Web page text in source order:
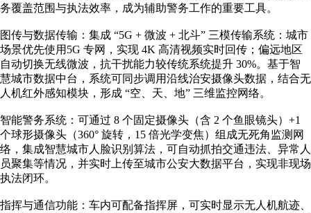
务覆盖范围与执法效率，成为辅助警务工作的重要工具。
图传与数据传输：集成 “5G + 微波 + 北斗” 三模传输系统：城市
场景优先使用5G 专网，实现 4K 高清视频实时回传；偏远地区
自动切换无线微波，抗干扰能力较传统系统提升 30%。基于智
慧城市数据中台，系统可同步调用沿线治安摄像头数据，结合无
人机红外感知模块，形成 “空、天、地” 三维监控网络。
智能警务系统：可通过 8 个固定摄像头（含 2 个鱼眼镜头）+1
个球形摄像头（360° 旋转，15 倍光学变焦）组成无死角监测网
络，集成智慧城市人脸识别算法，可自动抓拍交通违法、异常人
员聚集等情况，并实时上传至城市公安大数据平台，实现非现场
执法闭环。
指挥与通信功能：车内可配备指挥屏，可实时显示无人机航迹、